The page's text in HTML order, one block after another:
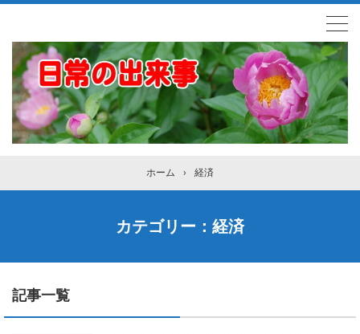
ホーム › 経済
カテゴリー：経済
記事一覧